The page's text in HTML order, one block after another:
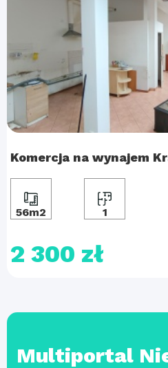
Komercja na wynajem
56m2 1
2 300 zł
Multiportal